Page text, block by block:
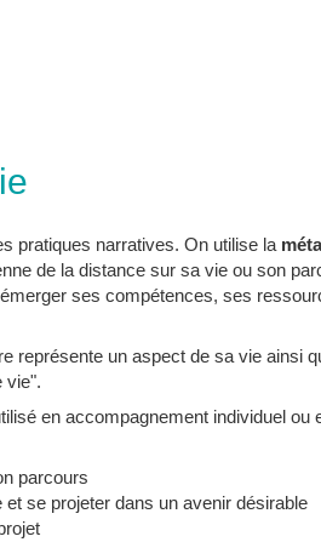
pratiques narratives. On utilise la
de la distance sur sa vie ou son
ses compétences, ses
représente un aspect de sa vie ainsi
vie".
en accompagnement individuel ou
parcours
et se projeter dans un avenir désirable